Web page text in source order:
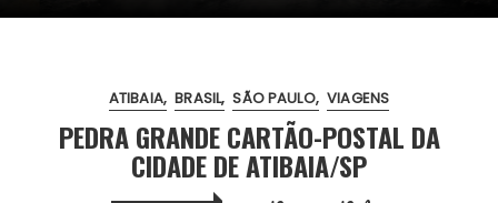
ATIBAIA BRASIL SÃO PAULO VIAGENS
PEDRA GRANDE CARTÃO-POSTAL DA
CIDADE DE ATIBAIA/SP